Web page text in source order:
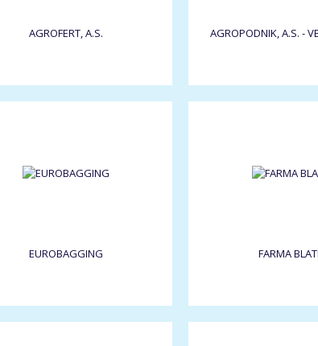
AGROFERT, A.S. AGROPODNIK, A.S. -
EUROBAGGING FARMA